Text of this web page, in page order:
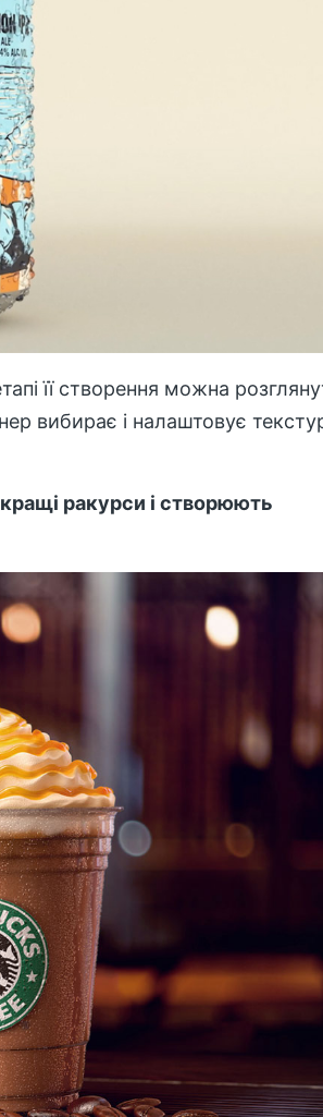
її створення можна
вибирає і налаштовує
ракурси і створюють